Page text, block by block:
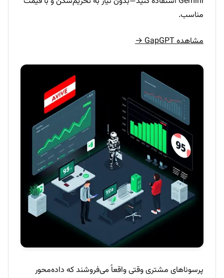
مناسب.
مشاهده GapGPT →
پرسوناهای مشتری وقتی واقعاً می‌فروشند که داده‌محور